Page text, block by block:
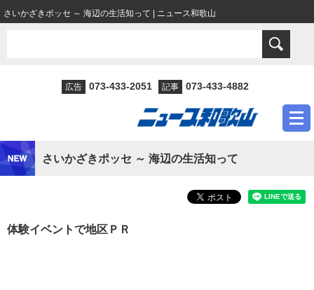
さいかざきポッセ ～ 海辺の生活知って | ニュース和歌山
広告 073-433-2051 記事 073-433-4882
さいかざきポッセ ～ 海辺の生活知って
体験イベントで地区ＰＲ